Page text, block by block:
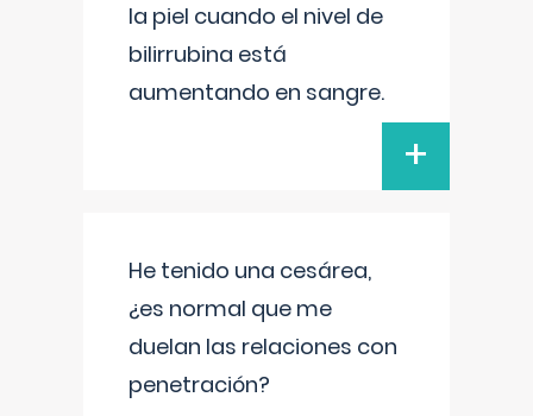
la piel cuando el nivel de
bilirrubina está
aumentando en sangre.
+
He tenido una cesárea,
¿es normal que me
duelan las relaciones con
penetración?